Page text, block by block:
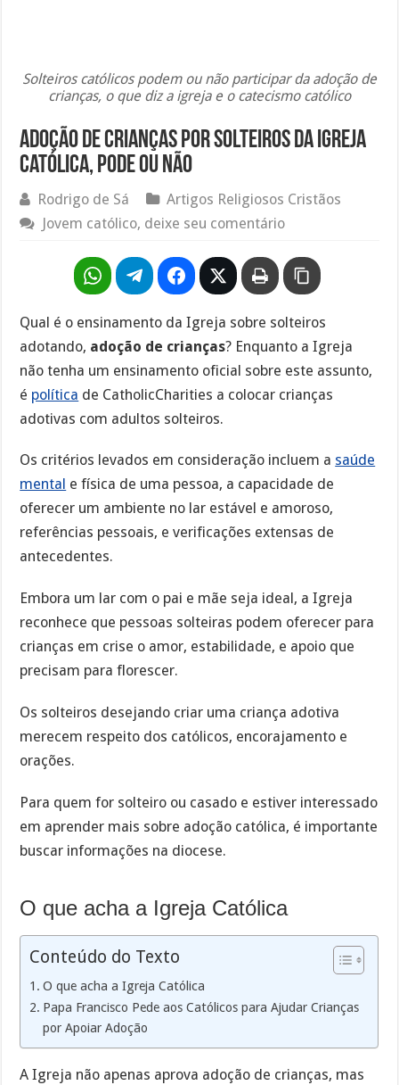
Solteiros católicos podem ou não participar da adoção de
crianças, o que diz a igreja e o catecismo católico
Adoção de crianças por solteiros da igreja
católica, pode ou não
Rodrigo de Sá
Artigos Religiosos Cristãos
Jovem católico, deixe seu comentário
Qual é o ensinamento da Igreja sobre solteiros
adotando, adoção de crianças? Enquanto a Igreja
não tenha um ensinamento oficial sobre este assunto,
é política de CatholicCharities a colocar crianças
adotivas com adultos solteiros.
Os critérios levados em consideração incluem a saúde
mental e física de uma pessoa, a capacidade de
oferecer um ambiente no lar estável e amoroso,
referências pessoais, e verificações extensas de
antecedentes.
Embora um lar com o pai e mãe seja ideal, a Igreja
reconhece que pessoas solteiras podem oferecer para
crianças em crise o amor, estabilidade, e apoio que
precisam para florescer.
Os solteiros desejando criar uma criança adotiva
merecem respeito dos católicos, encorajamento e
orações.
Para quem for solteiro ou casado e estiver interessado
em aprender mais sobre adoção católica, é importante
buscar informações na diocese.
O que acha a Igreja Católica
Conteúdo do Texto
O que acha a Igreja Católica
Papa Francisco Pede aos Católicos para Ajudar Crianças
por Apoiar Adoção
A Igreja não apenas aprova adoção de crianças, mas